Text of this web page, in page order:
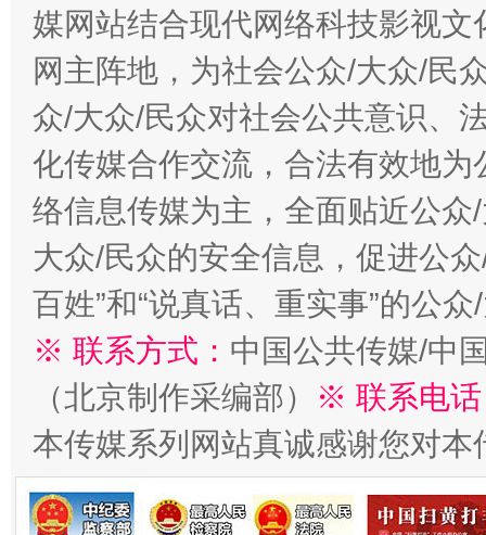
东山县通报“牛蛙产品抗生素超标问题” 法
媒网站结合现代网络科技影视
网主阵地，为社会公众/大众/民
众/大众/民众对社会公共意识、
化传媒合作交流，合法有效地
络信息传媒为主，全面贴近公
大众/民众的安全信息，促进公
百姓”和“说真话、重实事”的公
※ 联系方式： 中国公共传媒/中
（北京制作采编部）
※ 联系电
本传媒系列网站真诚感谢您对